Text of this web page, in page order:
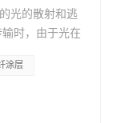
光的散射和逃
时，由于光在
中的传播是通
入射角度可能
会造成光信
涂层